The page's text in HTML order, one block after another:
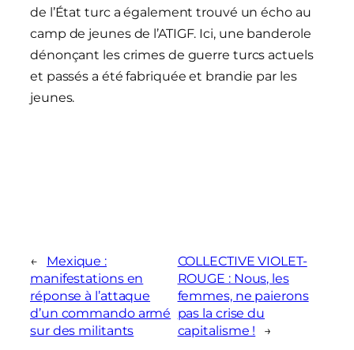
de l’État turc a également trouvé un écho au
camp de jeunes de l’ATIGF. Ici, une banderole
dénonçant les crimes de guerre turcs actuels
et passés a été fabriquée et brandie par les
jeunes.
←
Mexique :
manifestations en
réponse à l’attaque
d’un commando armé
sur des militants
COLLECTIVE VIOLET-
ROUGE : Nous, les
femmes, ne paierons
pas la crise du
capitalisme !
→